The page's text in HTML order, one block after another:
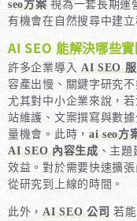
seo方案視為一套長期運
有機會在自然搜尋中建立
AI SEO 能解決哪些
許多企業導入 AI SEO
容產出慢、關鍵字研究
尤其對中小企業來說，
站維護、文案撰寫與數
量機會。此時， ai seo方
AI SEO 內容生成、主題
效益。對於需要快速擴
從研究到上線的時間。
此外，AI SEO 公司 若